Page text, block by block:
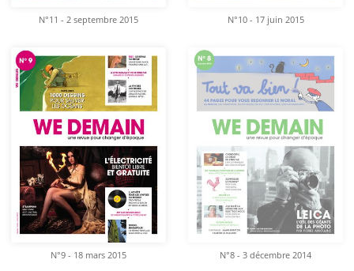
N°11 - 2 septembre 2015 N°10 - 17 juin 2015
N°9 - 18 mars 2015 N°8 - 3 décembre 2014